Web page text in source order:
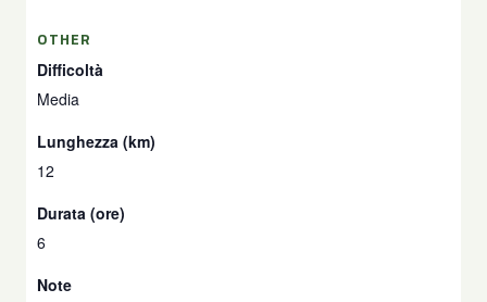
OTHER
Difficoltà
Media
Lunghezza (km)
12
Durata (ore)
6
Note